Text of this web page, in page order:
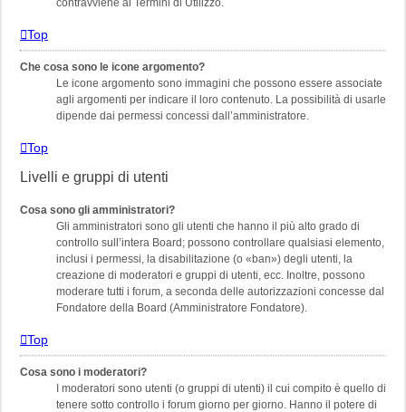
Top
Che cosa sono le icone argomento?
Le icone argomento sono immagini che possono essere associate
agli argomenti per indicare il loro contenuto. La possibilità di usarle
dipende dai permessi concessi dall’amministratore.
Top
Livelli e gruppi di utenti
Cosa sono gli amministratori?
Gli amministratori sono gli utenti che hanno il più alto grado di
controllo sull’intera Board; possono controllare qualsiasi elemento,
inclusi i permessi, la disabilitazione (o «ban») degli utenti, la
creazione di moderatori e gruppi di utenti, ecc. Inoltre, possono
moderare tutti i forum, a seconda delle autorizzazioni concesse dal
Fondatore della Board (Amministratore Fondatore).
Top
Cosa sono i moderatori?
I moderatori sono utenti (o gruppi di utenti) il cui compito è quello di
tenere sotto controllo i forum giorno per giorno. Hanno il potere di